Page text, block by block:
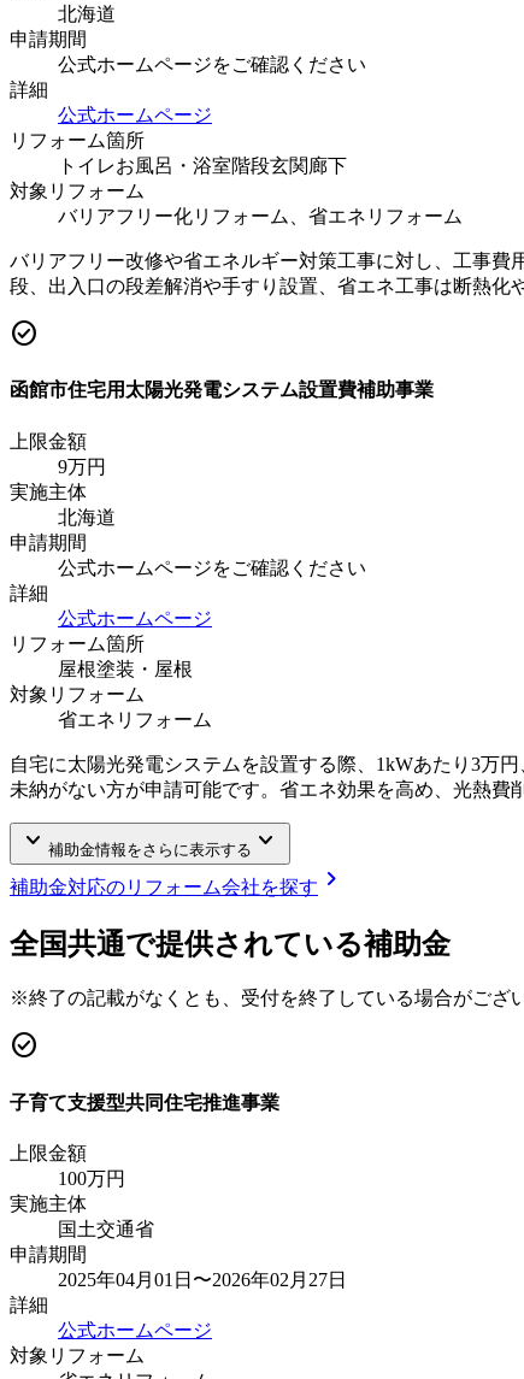
北海道
申請期間
公式ホームページをご確認ください
詳細
公式ホームページ
リフォーム箇所
トイレお風呂・浴室階段玄関廊下
対象リフォーム
バリアフリー化リフォーム、省エネリフォーム
バリアフリー改修や省エネルギー対策工事に対し、工事
段、出入口の段差解消や手すり設置、省エネ工事は断熱化
check_circle
函館市住宅用太陽光発電システム設置費補助事業
上限金額
9万円
実施主体
北海道
申請期間
公式ホームページをご確認ください
詳細
公式ホームページ
リフォーム箇所
屋根塗装・屋根
対象リフォーム
省エネリフォーム
自宅に太陽光発電システムを設置する際、1kWあたり3万
未納がない方が申請可能です。省エネ効果を高め、光熱費
keyboard_arrow_down 補助金情報をさらに表示する keyboard_arrow_down
補助金対応のリフォーム会社を探す chevron_right
全国共通で提供されている補助金
※終了の記載がなくとも、受付を終了している場合がござ
check_circle
子育て支援型共同住宅推進事業
上限金額
100万円
実施主体
国土交通省
申請期間
2025年04月01日〜2026年02月27日
詳細
公式ホームページ
対象リフォーム